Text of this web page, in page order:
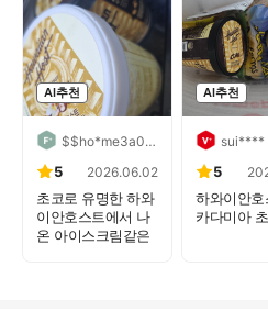
AI추천
$$ho*me3a04a473****
5 2026.06.02
초코로 유명한 하와
이안호스트에서 나
온 아이스크림같은
AI추천
sui****
5
하와이안호
카다미아